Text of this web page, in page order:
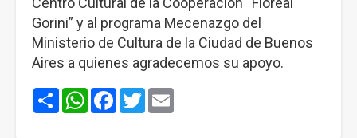
Gorini” y al programa Mecenazgo del
Ministerio de Cultura de la Ciudad de Buenos
Aires a quienes agradecemos su apoyo.
ShareWhatsApp
Facebook
Twitter